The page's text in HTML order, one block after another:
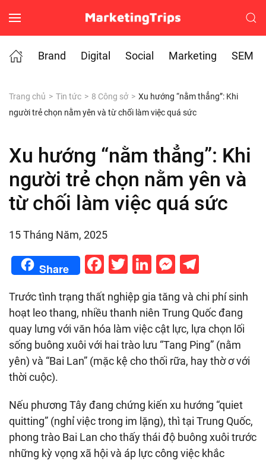
Skip to main content
Brand
Digital Social Marketing SEM
Trang chủ Tin tức 8 Công sở
Xu hướng “nằm thẳng”: Khi
người trẻ chọn nằm yên và từ chối làm việc quá sức
Xu hướng “nằm thẳng”: Khi
người trẻ chọn nằm yên và
từ chối làm việc quá sức
15 Tháng Năm, 2025
Share Facebook
Twitter
LinkedIn
Trước tình trạng thất nghiệp gia tăng và chi phí sinh
hoạt leo thang, nhiều thanh niên Trung Quốc đang
quay lưng với văn hóa làm việc cật lực, lựa chọn lối
sống buông xuôi với hai trào lưu “Tang Ping” (nằm
yên) và “Bai Lan” (mặc kệ cho thối rữa, hay thờ ơ với
thời cuộc).
Nếu phương Tây đang chứng kiến xu hướng “quiet
quitting” (nghỉ việc trong im lặng), thì tại Trung Quốc,
phong trào Bai Lan cho thấy thái độ buông xuôi trước
những kỳ vọng xã hội và áp lực công việc khắc